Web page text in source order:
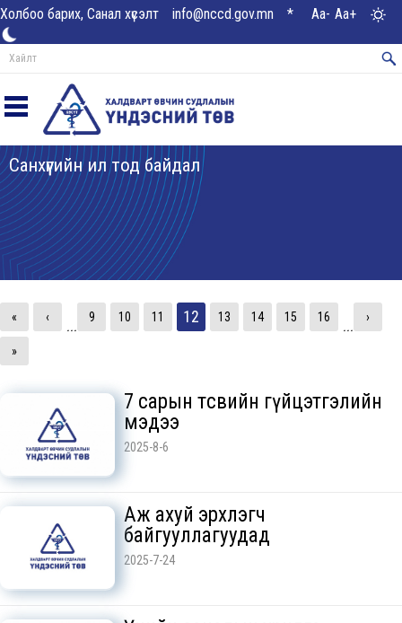
Холбоо барих, Санал хүсэлт info@nccd.gov.mn * Aa- Aa+
Санхүүгийн ил тод байдал
« ‹
...
9 10 11 12 13 14 15 16
...
›
»
7 сарын төсвийн гүйцэтгэлийн
мэдээ
2025-8-6
Аж ахуй эрхлэгч
байгууллагуудад
2025-7-24